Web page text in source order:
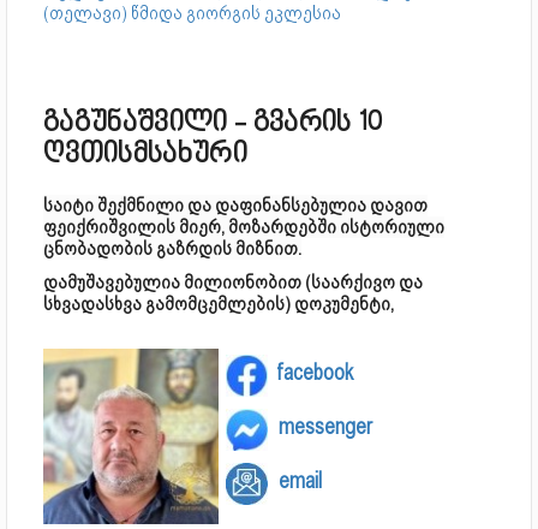
(თელავი) წმიდა გიორგის ეკლესია
გაგუნაშვილი - გვარის 10
ღვთისმსახური
საიტი შექმნილი და დაფინანსებულია დავით
ფეიქრიშვილის მიერ, მოზარდებში ისტორიული
ცნობადობის გაზრდის მიზნით.
დამუშავებულია მილიონობით (საარქივო და
სხვადასხვა გამომცემლების) დოკუმენტი,
facebook
messenger
email